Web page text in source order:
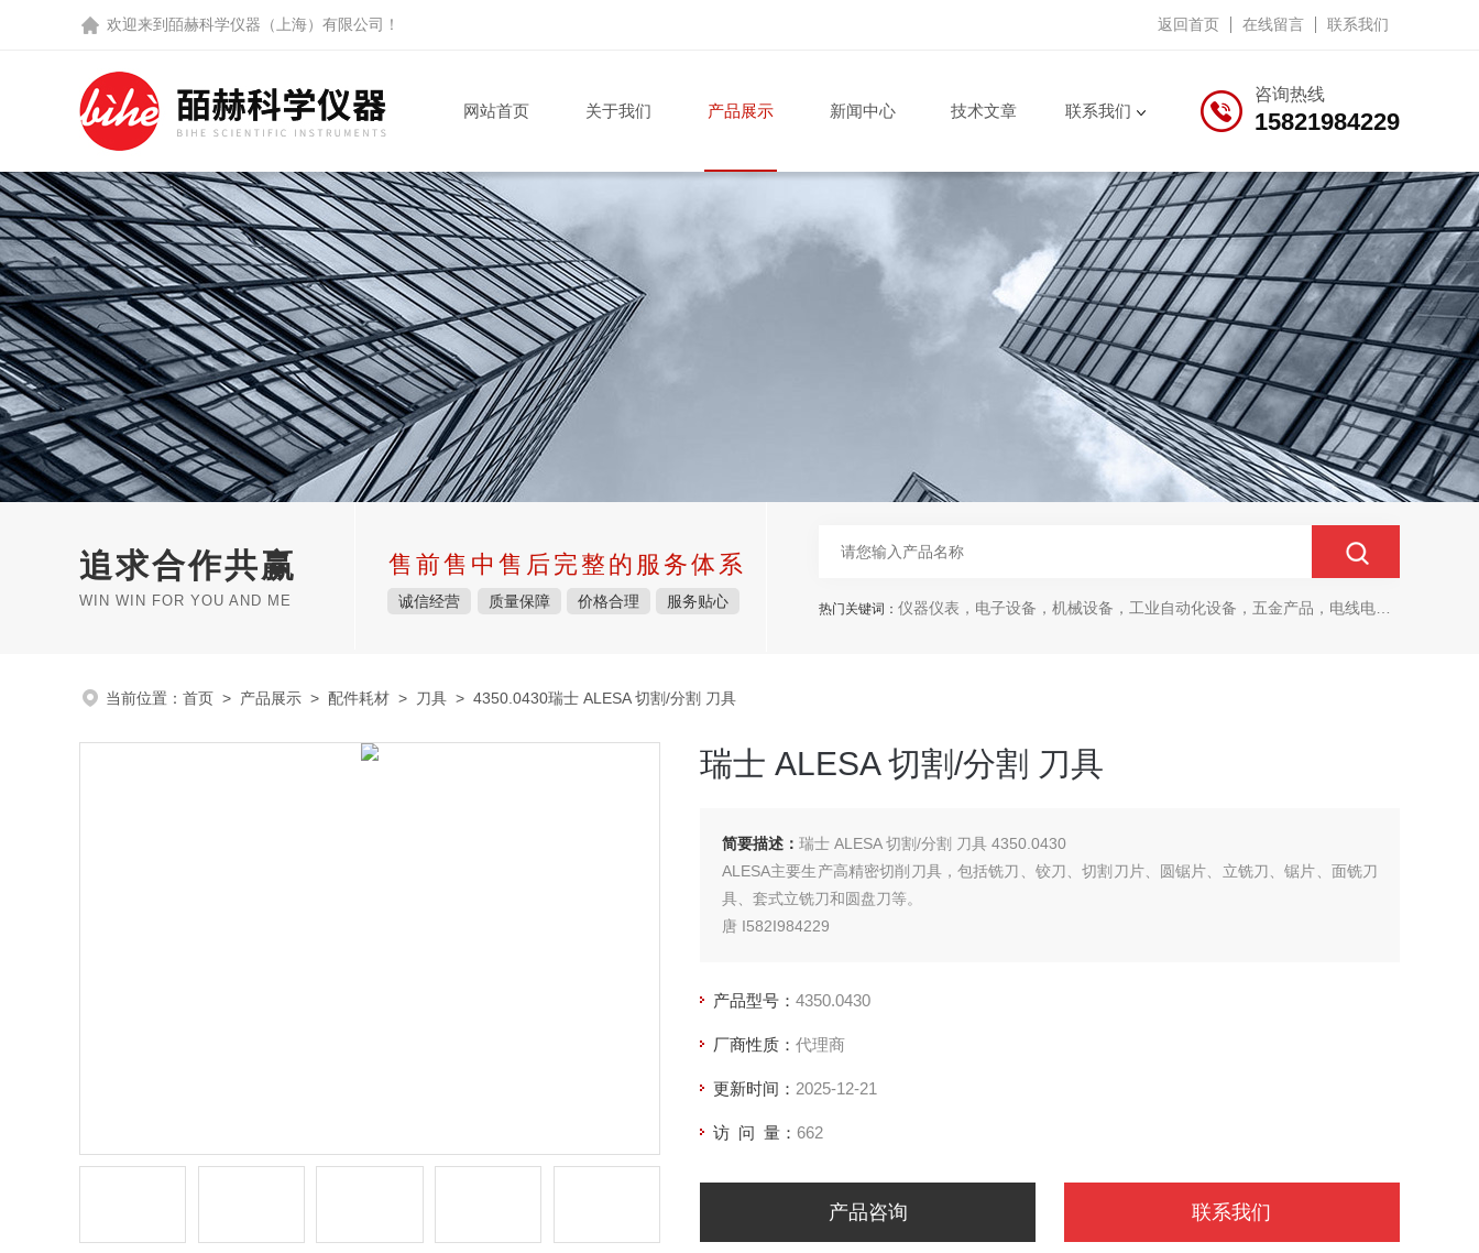
欢迎来到 皕赫科学仪器（上海）有限公司 ！ 返回首页 在线留言 联系我们
咨询热线
15821984229
网站首页 关于我们 产品展示 新闻中心 技术文章 联系我们
追求合作共赢
WIN WIN FOR YOU AND ME
售前售中售后完整的服务体系
诚信经营 质量保障 价格合理 服务贴心 热门关键词： 仪器仪表，电子设备，机械设备，工业自动化设备，五金产品，电线电缆，金属材料，电子
当前位置： 首页 > 产品展示 > 配件耗材 > 刀具 > 4350.0430瑞士 ALESA 切割/分割 刀具
瑞士 ALESA 切割/分割 刀具
简要描述： 瑞士 ALESA 切割/分割 刀具 4350.0430
ALESA主要生产高精密切削刀具，包括铣刀、铰刀、切割刀片、圆锯片、立铣刀、锯片、面铣刀
具、套式立铣刀和圆盘刀等‌‌。
唐 I582I984229
产品型号： 4350.0430
厂商性质： 代理商
更新时间： 2025-12-21
访 问 量： 662
产品咨询 联系我们